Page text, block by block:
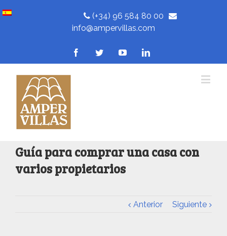
(+34) 96 584 80 00
info@ampervillas.com
Guía para comprar una casa con
varios propietarios
Anterior Siguiente